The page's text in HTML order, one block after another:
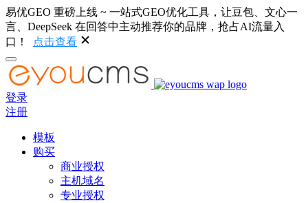
易优GEO 重磅上线 ~ 一站式GEO优化工具，让豆包、文心一
言、DeepSeek 在回答中主动推荐你的品牌，抢占AI流量入
口！
点击查看
登录
注册
模板
购买
商业授权
主机域名
专业授权